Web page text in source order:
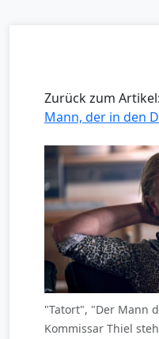
Zurück zum Artikel:
Mann, der in den
"Tatort", "Der Mann
Kommissar Thiel